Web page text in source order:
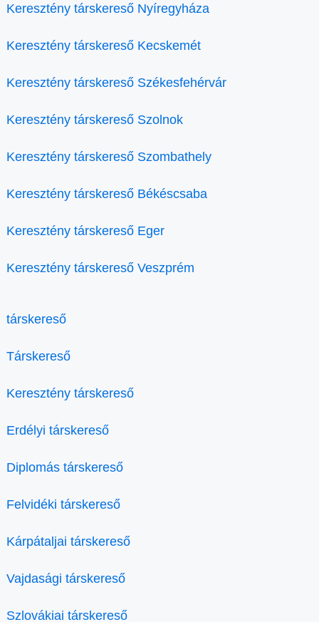
Keresztény társkereső Nyíregyháza
Keresztény társkereső Kecskemét
Keresztény társkereső Székesfehérvár
Keresztény társkereső Szolnok
Keresztény társkereső Szombathely
Keresztény társkereső Békéscsaba
Keresztény társkereső Eger
Keresztény társkereső Veszprém
társkereső
Társkereső
Keresztény társkereső
Erdélyi társkereső
Diplomás társkereső
Felvidéki társkereső
Kárpátaljai társkereső
Vajdasági társkereső
Szlovákiai társkereső